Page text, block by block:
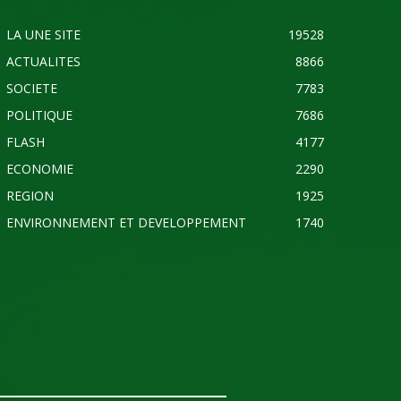
LA UNE SITE
19528
ACTUALITES
8866
SOCIETE
7783
POLITIQUE
7686
FLASH
4177
ECONOMIE
2290
REGION
1925
ENVIRONNEMENT ET DEVELOPPEMENT
1740